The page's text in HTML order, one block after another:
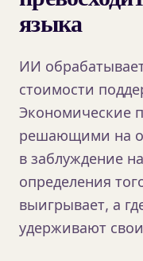
языка
ИИ
стоимости
Экономические
решающими на
в заблуждение
определения
выигрывает, а
удерживают